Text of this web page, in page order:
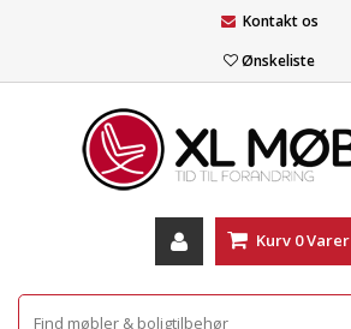
Kontakt os
Ønskeliste
Kurv 0Varer